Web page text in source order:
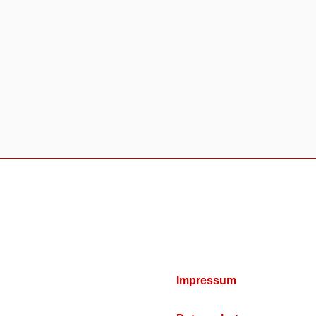
Impressum